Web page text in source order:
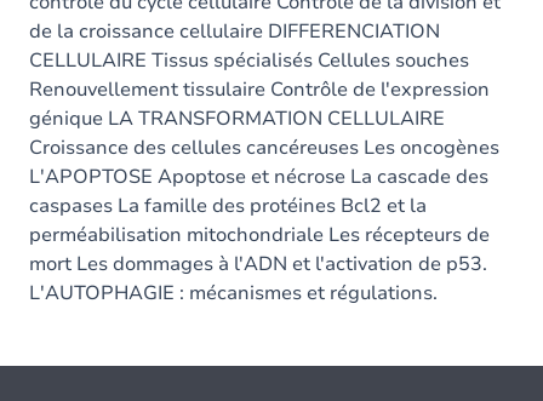
de la croissance cellulaire DIFFERENCIATION
CELLULAIRE Tissus spécialisés Cellules souches
Renouvellement tissulaire Contrôle de l'expression
génique LA TRANSFORMATION CELLULAIRE
Croissance des cellules cancéreuses Les oncogènes
L'APOPTOSE Apoptose et nécrose La cascade des
caspases La famille des protéines Bcl2 et la
perméabilisation mitochondriale Les récepteurs de
mort Les dommages à l'ADN et l'activation de p53.
L'AUTOPHAGIE : mécanismes et régulations.